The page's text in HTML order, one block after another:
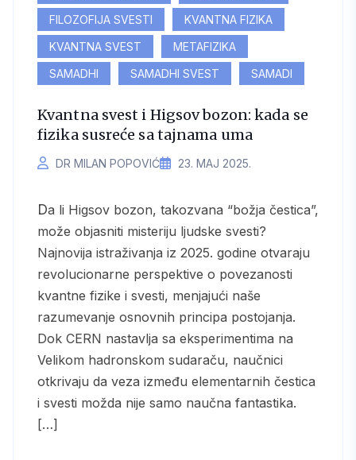
FILOZOFIJA SVESTI
KVANTNA FIZIKA
KVANTNA SVEST
METAFIZIKA
SAMADHI
SAMADHI SVEST SAMADI
Kvantna svest i Higsov bozon: kada se
fizika susreće sa tajnama uma
DR MILAN POPOVIĆ 23. МАЈ 2025.
Da li Higsov bozon, takozvana “božja čestica”,
može objasniti misteriju ljudske svesti?
Najnovija istraživanja iz 2025. godine otvaraju
revolucionarne perspektive o povezanosti
kvantne fizike i svesti, menjajući naše
razumevanje osnovnih principa postojanja.
Dok CERN nastavlja sa eksperimentima na
Velikom hadronskom sudaraču, naučnici
otkrivaju da veza između elementarnih čestica
i svesti možda nije samo naučna fantastika.
[…]